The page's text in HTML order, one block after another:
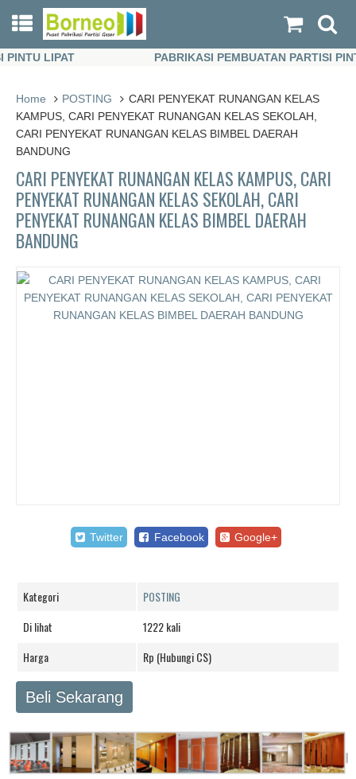
LIPAT
PABRIKASI PEMBUATAN PARTISI PINTU
Home
POSTING
CARI PENYEKAT RUNANGAN KELAS
KAMPUS, CARI PENYEKAT RUNANGAN KELAS SEKOLAH,
CARI PENYEKAT RUNANGAN KELAS BIMBEL DAERAH
BANDUNG
CARI PENYEKAT RUNANGAN KELAS KAMPUS, CARI
PENYEKAT RUNANGAN KELAS SEKOLAH, CARI
PENYEKAT RUNANGAN KELAS BIMBEL DAERAH
BANDUNG
Twitter Facebook Google+
Kategori
POSTING
Di lihat
1222 kali
Harga
Rp (Hubungi CS)
Beli Sekarang